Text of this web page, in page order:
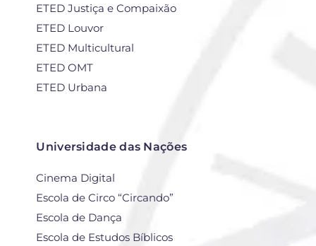
ETED Justiça e Compaixão
ETED Louvor
ETED Multicultural
ETED OMT
ETED Urbana
Universidade das Nações
Cinema Digital
Escola de Circo “Circando”
Escola de Dança
Escola de Estudos Bíblicos